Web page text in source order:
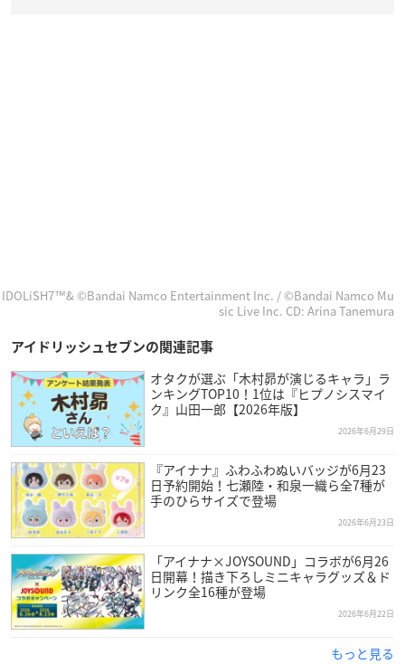
IDOLiSH7™& ©Bandai Namco Entertainment Inc. / ©Bandai Namco Mu
sic Live Inc. CD: Arina Tanemura
アイドリッシュセブンの関連記事
オタクが選ぶ「木村昴が演じるキャラ」ラ
ンキングTOP10！1位は『ヒプノシスマイ
ク』山田一郎【2026年版】
2026年6月29日
『アイナナ』ふわふわぬいバッジが6月23
日予約開始！七瀬陸・和泉一織ら全7種が
手のひらサイズで登場
2026年6月23日
「アイナナ×JOYSOUND」コラボが6月26
日開幕！描き下ろしミニキャラグッズ＆ド
リンク全16種が登場
2026年6月22日
もっと見る